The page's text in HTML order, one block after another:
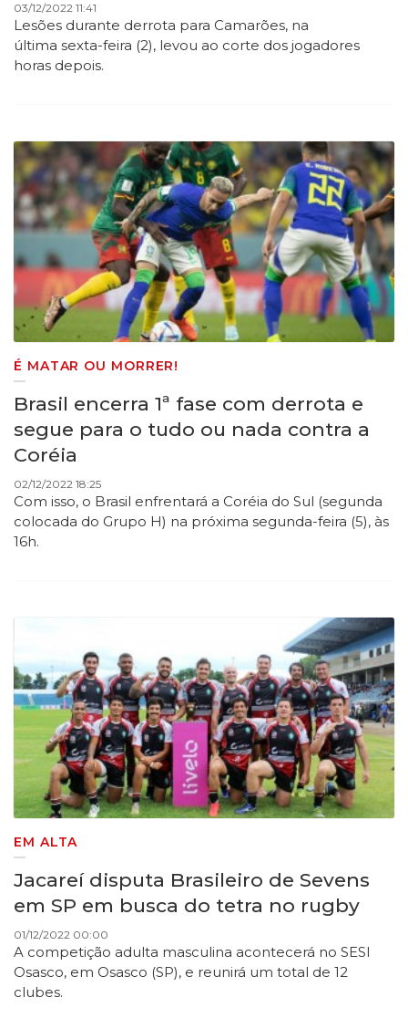
03/12/2022 11:41
Lesões durante derrota para Camarões, na
última sexta-feira (2), levou ao corte dos jogadores
horas depois.
É MATAR OU MORRER!
​Brasil encerra 1ª fase com derrota e
segue para o tudo ou nada contra a
Coréia
02/12/2022 18:25
Com isso, o Brasil enfrentará a Coréia do Sul (segunda
colocada do Grupo H) na próxima segunda-feira (5), às
16h.
EM ALTA
Jacareí disputa Brasileiro de Sevens
em SP em busca do tetra no rugby
01/12/2022 00:00
A competição adulta masculina acontecerá no SESI
Osasco, em Osasco (SP), e reunirá um total de 12
clubes.